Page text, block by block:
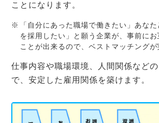
ことになります。
「自分にあった職場で働きたい」あな
を採用したい」と願う企業が、事前にお
ことが出来るので、ベストマッチングが
仕事内容や職場環境、人間関係など
で、安定した雇用関係を築けます。